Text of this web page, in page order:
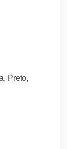
Preto,